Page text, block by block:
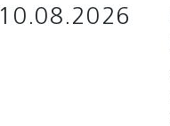
10.08.2026